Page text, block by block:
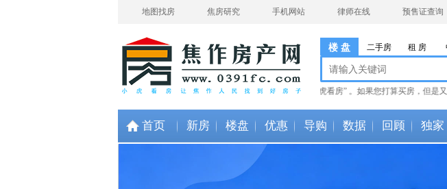
地图找房 焦房研究 手机网站 律师在线 预售证查询
楼 盘 二手房 租 房
温馨提示：加群请备注 “小虎看房” 。如果您打算买房，但是又
首页 新房 楼盘 优惠 导购 数据 回顾 独家